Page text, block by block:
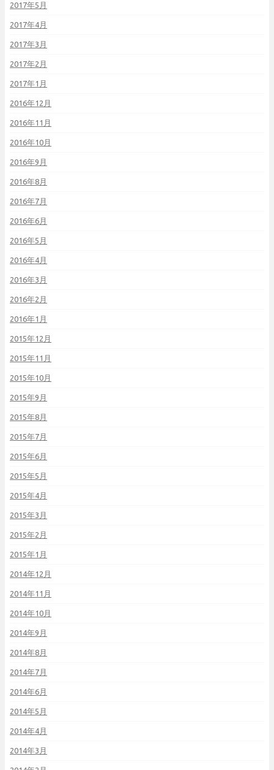
2017年5月
2017年4月
2017年3月
2017年2月
2017年1月
2016年12月
2016年11月
2016年10月
2016年9月
2016年8月
2016年7月
2016年6月
2016年5月
2016年4月
2016年3月
2016年2月
2016年1月
2015年12月
2015年11月
2015年10月
2015年9月
2015年8月
2015年7月
2015年6月
2015年5月
2015年4月
2015年3月
2015年2月
2015年1月
2014年12月
2014年11月
2014年10月
2014年9月
2014年8月
2014年7月
2014年6月
2014年5月
2014年4月
2014年3月